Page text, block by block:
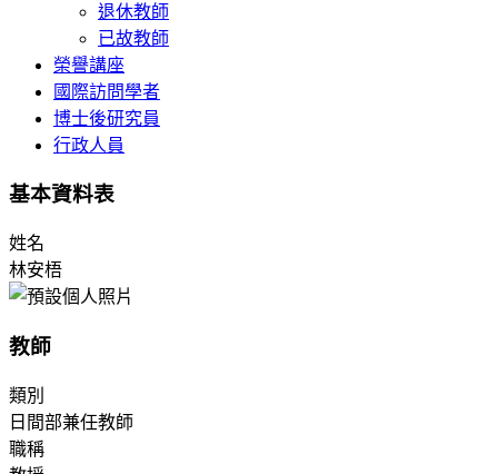
退休教師
已故教師
榮譽講座
國際訪問學者
博士後研究員
行政人員
基本資料表
姓名
林安梧
教師
類別
日間部兼任教師
職稱